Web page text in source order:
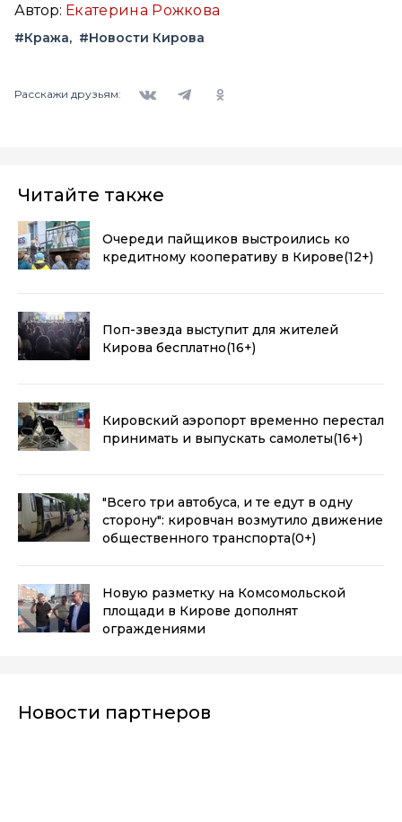
Автор: Екатерина Рожкова
#Кража #Новости Кирова
Расскажи друзьям:
Читайте также
Очереди пайщиков выстроились ко
кредитному кооперативу в Кирове(12+)
Поп-звезда выступит для жителей
Кирова бесплатно(16+)
Кировский аэропорт временно перестал
принимать и выпускать самолеты(16+)
"Всего три автобуса, и те едут в одну
сторону": кировчан возмутило движение
общественного транспорта(0+)
Новую разметку на Комсомольской
площади в Кирове дополнят
ограждениями
Новости партнеров